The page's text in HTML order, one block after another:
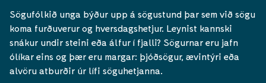
Sögufólkið unga býður upp á sögustund þar sem við sögu
koma furðuverur og hversdagshetjur. Leynist kannski
snákur undir steini eða álfur í fjalli? Sögurnar eru jafn
ólíkar eins og þær eru margar: þjóðsögur, ævintýri eða
alvöru atburðir úr lífi söguhetjanna.